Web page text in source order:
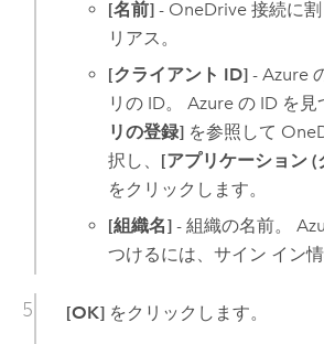
[名前] - OneDrive 接続に
リアス。
[クライアント ID] -Azure
リの ID。Azure の ID を見
リの登録] を参照して
択し、 [アプリケーション
をクリックします。
[組織名] - 組織の名前。
つけるには、サイン イン
[OK]をクリックします。